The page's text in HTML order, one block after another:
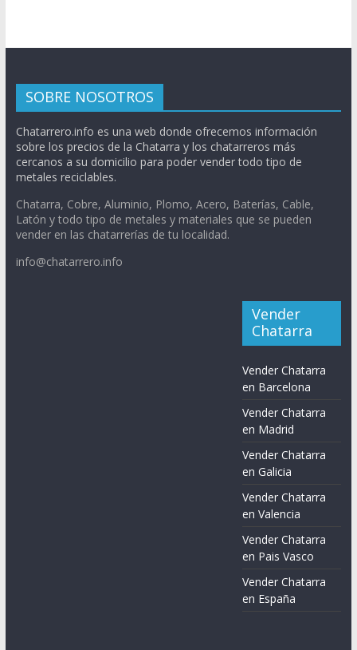
SOBRE NOSOTROS
Chatarrero.info es una web donde ofrecemos información
sobre los precios de la Chatarra y los chatarreros más
cercanos a su domicilio para poder vender todo tipo de
metales reciclables.
Chatarra, Cobre, Aluminio, Plomo, Acero, Baterías, Cable,
Latón y todo tipo de metales y materiales que se pueden
vender en las chatarrerías de tu localidad.
info@chatarrero.info
Vender
Chatarra
Vender Chatarra
en Barcelona
Vender Chatarra
en Madrid
Vender Chatarra
en Galicia
Vender Chatarra
en Valencia
Vender Chatarra
en Pais Vasco
Vender Chatarra
en España